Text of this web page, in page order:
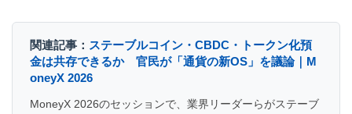
関連記事： ステーブルコイン・CBDC・トークン化預
金は共存できるか 官民が「通貨の新OS」を議論｜M
oneyX 2026
MoneyX 2026のセッションで、業界リーダーらがステーブ